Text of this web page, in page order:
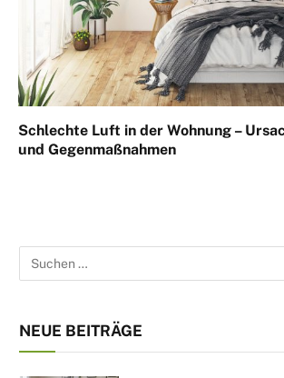
Schlechte Luft in der Wohnung –
und Gegenmaßnahmen
NEUE BEITRÄGE